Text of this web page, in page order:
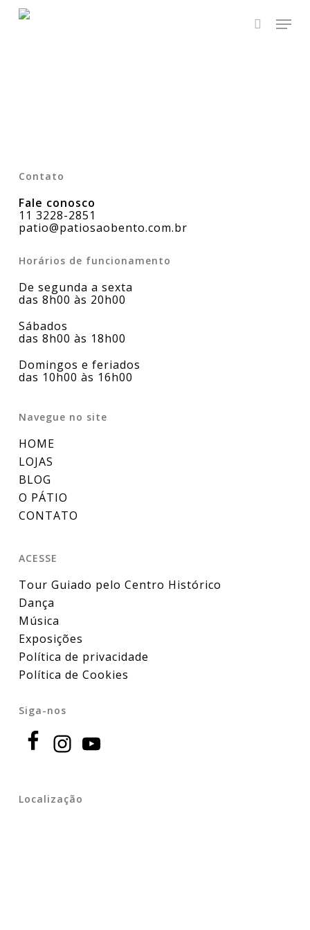
Skip
search
Contato
Fale conosco
11 3228-2851
patio@patiosaobento.com.br
Horários de funcionamento
De segunda a sexta
das 8h00 às 20h00
Sábados
das 8h00 às 18h00
Domingos e feriados
das 10h00 às 16h00
Navegue no site
HOME
LOJAS
BLOG
O PÁTIO
CONTATO
ACESSE
Tour Guiado pelo Centro Histórico
Dança
Música
Exposições
Política de privacidade
Política de Cookies
Siga-nos
Localização